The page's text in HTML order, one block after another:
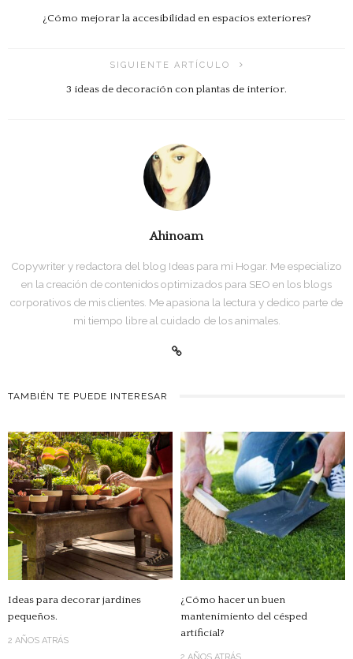
¿Cómo mejorar la accesibilidad en espacios exteriores?
SIGUIENTE ARTÍCULO
3 ideas de decoración con plantas de interior.
Ahinoam
Copywriter y redactora del blog Ideas para mi Hogar. Me especializo
en la creación de contenidos optimizados para SEO en los blogs
corporativos de mis clientes. Me apasiona la lectura y dedico parte de
mi tiempo libre al cuidado de los animales.
TAMBIÉN TE PUEDE INTERESAR
Ideas para decorar jardines
pequeños.
2 AÑOS ATRÁS
¿Cómo hacer un buen
mantenimiento del césped
artificial?
2 AÑOS ATRÁS